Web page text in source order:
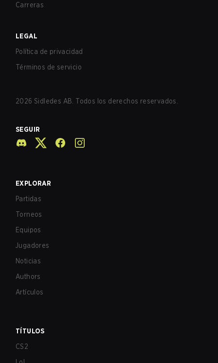
Carreras
LEGAL
Política de privacidad
Términos de servicio
2026 Sidledes AB. Todos los derechos reservados.
SEGUIR
EXPLORAR
Partidas
Torneos
Equipos
Jugadores
Noticias
Authors
Artículos
TÍTULOS
CS2